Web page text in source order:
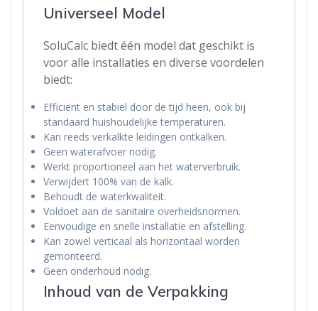
Universeel Model
SoluCalc biedt één model dat geschikt is
voor alle installaties en diverse voordelen
biedt:
Efficiënt en stabiel door de tijd heen, ook bij
standaard huishoudelijke temperaturen.
Kan reeds verkalkte leidingen ontkalken.
Geen waterafvoer nodig.
Werkt proportioneel aan het waterverbruik.
Verwijdert 100% van de kalk.
Behoudt de waterkwaliteit.
Voldoet aan de sanitaire overheidsnormen.
Eenvoudige en snelle installatie en afstelling.
Kan zowel verticaal als horizontaal worden
gemonteerd.
Geen onderhoud nodig.
Inhoud van de Verpakking